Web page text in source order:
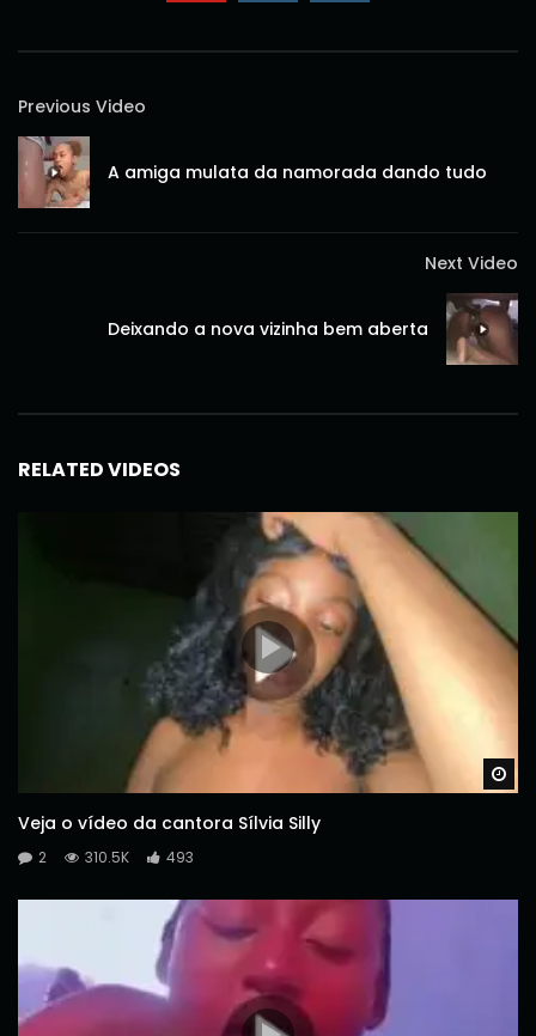
Previous Video
A amiga mulata da namorada dando tudo
Next Video
Deixando a nova vizinha bem aberta
RELATED VIDEOS
Veja o vídeo da cantora Sílvia Silly
2 310.5K 493